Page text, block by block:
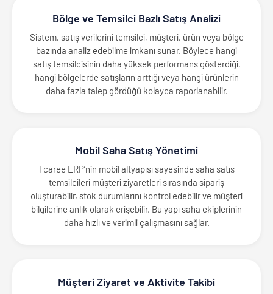
Bölge ve Temsilci Bazlı Satış Analizi
Sistem, satış verilerini temsilci, müşteri, ürün veya bölge
bazında analiz edebilme imkanı sunar. Böylece hangi
satış temsilcisinin daha yüksek performans gösterdiği,
hangi bölgelerde satışların arttığı veya hangi ürünlerin
daha fazla talep gördüğü kolayca raporlanabilir.
Mobil Saha Satış Yönetimi
Tcaree ERP’nin mobil altyapısı sayesinde saha satış
temsilcileri müşteri ziyaretleri sırasında sipariş
oluşturabilir, stok durumlarını kontrol edebilir ve müşteri
bilgilerine anlık olarak erişebilir. Bu yapı saha ekiplerinin
daha hızlı ve verimli çalışmasını sağlar.
Müşteri Ziyaret ve Aktivite Takibi